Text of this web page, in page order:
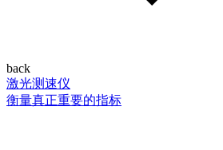
back
激光测速仪
衡量真正重要的指标